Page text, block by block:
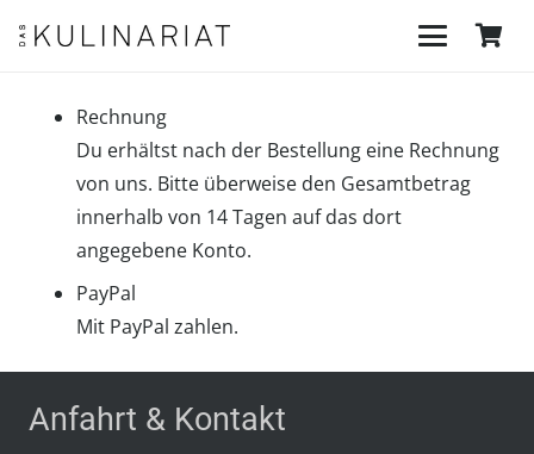
Rechnung
Du erhältst nach der Bestellung eine Rechnung
von uns. Bitte überweise den Gesamtbetrag
innerhalb von 14 Tagen auf das dort
angegebene Konto.
PayPal
Mit PayPal zahlen.
Anfahrt & Kontakt